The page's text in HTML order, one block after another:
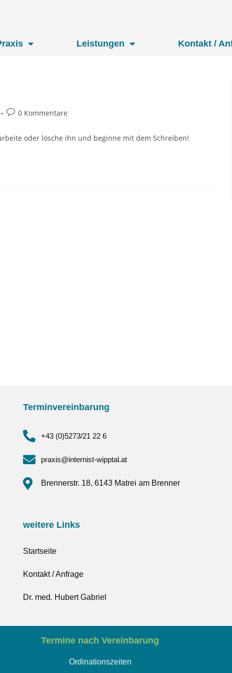
Leistungen Kontakt /
0 Kommentare
oder lösche ihn und beginne mit dem Schreiben!
Terminvereinbarung
+43 (0)5273/21 22 6
praxis@internist-wipptal.at
Brennerstr. 18, 6143 Matrei am Brenner
weitere Links
Startseite
Kontakt / Anfrage
Dr. med. Hubert Gabriel
Termine nach Vereinbarung
Ordinationszeiten